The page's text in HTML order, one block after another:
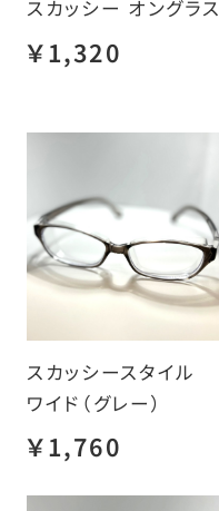
スカッシー オングラス
￥1,320
スカッシースタイル
ワイド（グレー）
￥1,760